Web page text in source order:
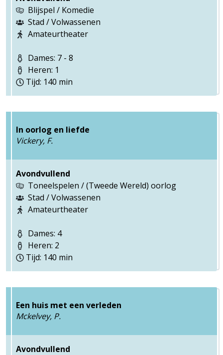
Blijspel / Komedie
Stad / Volwassenen
Amateurtheater
Dames: 7 - 8
Heren: 1
Tijd: 140 min
In oorlog en liefde
Vickery, F.
Avondvullend
Toneelspelen / (Tweede Wereld) oorlog
Stad / Volwassenen
Amateurtheater
Dames: 4
Heren: 2
Tijd: 140 min
Een huis met een verleden
Mckelvey, P.
Avondvullend